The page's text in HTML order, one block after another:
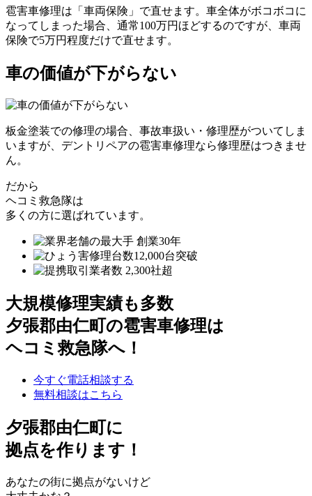
雹害車修理は「車両保険」で直せます。車全体がボコボコに
なってしまった場合、通常100万円ほどするのですが、車両
保険で5万円程度だけで直せます。
車の価値が下がらない
板金塗装での修理の場合、事故車扱い・修理歴がついてしま
いますが、デントリペアの雹害車修理なら修理歴はつきませ
ん。
だから
ヘコミ救急隊は
多くの方に選ばれています。
大規模修理実績も多数
夕張郡由仁町の雹害車修理は
ヘコミ救急隊へ！
今すぐ電話相談する
無料相談はこちら
夕張郡由仁町に
拠点を作ります！
あなたの街に拠点がないけど